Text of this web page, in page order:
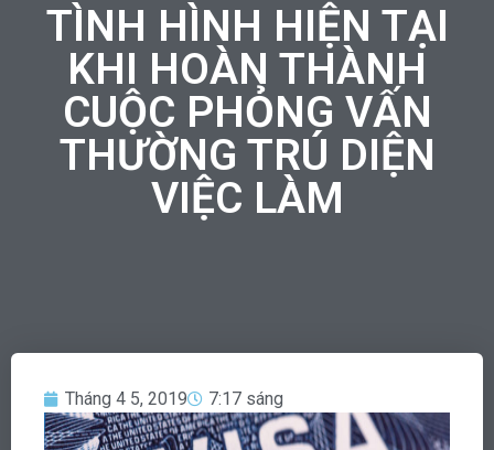
TÌNH HÌNH HIỆN TẠI
KHI HOÀN THÀNH
CUỘC PHỎNG VẤN
THƯỜNG TRÚ DIỆN
VIỆC LÀM
Tháng 4 5, 2019 7:17 sáng